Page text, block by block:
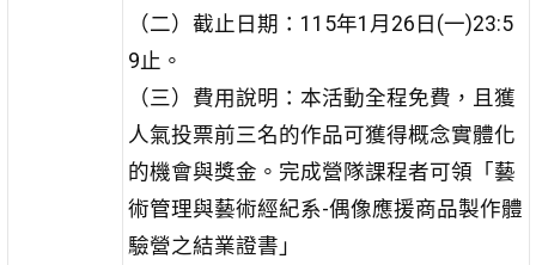
（二）截止日期：115年1月26日(一)23:5
9止。
（三）費用說明：本活動全程免費，且獲
人氣投票前三名的作品可獲得概念實體化
的機會與獎金。完成營隊課程者可領「藝
術管理與藝術經紀系-偶像應援商品製作體
驗營之結業證書」